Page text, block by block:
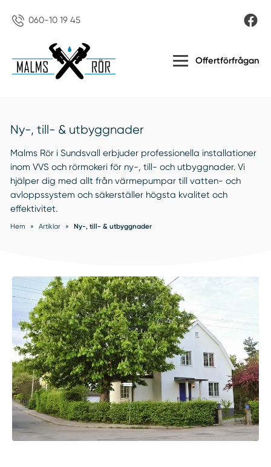
060-10 19 45
Offertförfrågan
Ny-, till- & utbyggnader
Malms Rör i Sundsvall erbjuder professionella installationer
inom VVS och rörmokeri för ny-, till- och utbyggnader. Vi
hjälper dig med allt från värmepumpar till vatten- och
avloppssystem och säkerställer högsta kvalitet och
effektivitet.
Hem » Artiklar » Ny-, till- & utbyggnader